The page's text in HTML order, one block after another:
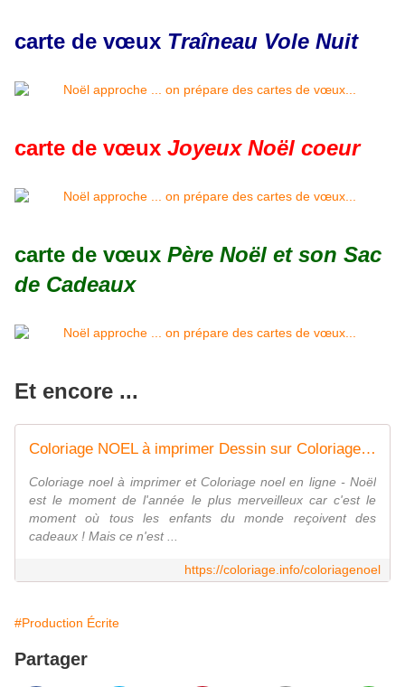
carte de vœux Traîneau Vole Nuit
carte de vœux Joyeux Noël coeur
carte de vœux Père Noël et son Sac
de Cadeaux
Et encore ...
Coloriage NOEL à imprimer Dessin sur Coloriage.info
Coloriage noel à imprimer et Coloriage noel en ligne - Noël
est le moment de l'année le plus merveilleux car c'est le
moment où tous les enfants du monde reçoivent des
cadeaux ! Mais ce n'est ...
https://coloriage.info/coloriagenoel
#Production Écrite
Partager